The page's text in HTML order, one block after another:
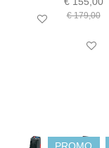
In winkelwagen
€ 179,00
In